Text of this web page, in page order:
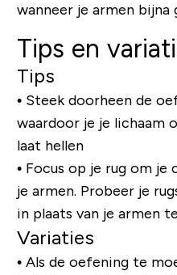
wanneer je armen
Tips en
Tips
• Steek doorheen de
waardoor je je lichaam
laat hellen
• Focus op je rug om
je armen. Probeer je
in plaats van je armen
Variaties
• Als de oefening te